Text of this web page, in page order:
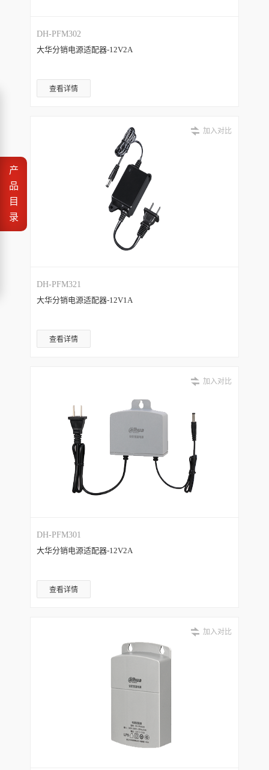
产
品
目
录
DH-PFM302
大华分销电源适配器-12V2A
查看详情
加入对比
DH-PFM321
大华分销电源适配器-12V1A
查看详情
加入对比
DH-PFM301
大华分销电源适配器-12V2A
查看详情
加入对比